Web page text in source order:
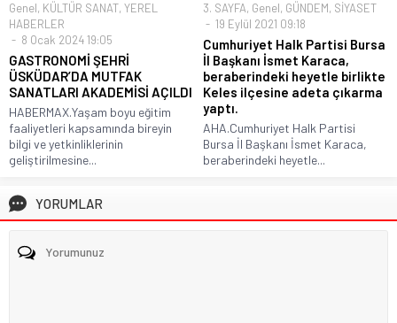
Genel, KÜLTÜR SANAT, YEREL
HABERLER
8 Ocak 2024 19:05
GASTRONOMİ ŞEHRİ
ÜSKÜDAR’DA MUTFAK
SANATLARI AKADEMİSİ AÇILDI
HABERMAX.Yaşam boyu eğitim
faaliyetleri kapsamında bireyin
bilgi ve yetkinliklerinin
geliştirilmesine...
3. SAYFA, Genel, GÜNDEM, SİYASET
19 Eylül 2021 09:18
Cumhuriyet Halk Partisi Bursa
İl Başkanı İsmet Karaca,
beraberindeki heyetle birlikte
Keles ilçesine adeta çıkarma
yaptı.
AHA.Cumhuriyet Halk Partisi
Bursa İl Başkanı İsmet Karaca,
beraberindeki heyetle...
YORUMLAR